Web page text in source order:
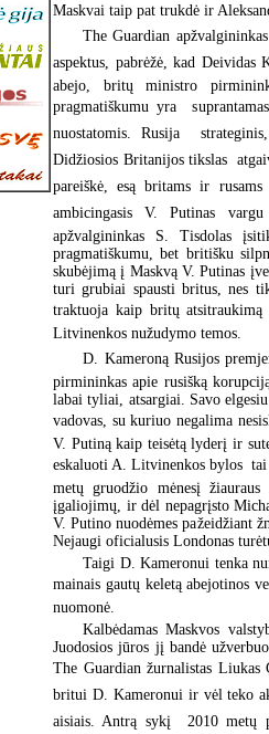
Maskvai taip pat trukdė ir
The Guardian
aspektus, pabrėžė, kad
abejo, britų ministro
pragmatiškumu yra
nuostatomis. Rusija 
Didžiosios Britanijos tikslas 
pareiškė, esą britams ir rusams
ambicingasis V. Putinas
apžvalgininkas S. Tisdolas
pragmatiškumu, bet britišku
skubėjimą į Maskvą V. Putinas
turi grubiai spausti britus, nes
traktuoja kaip britų atsitraukimą
Litvinenkos nužudymo temos.
D. Kameroną Rusijos
pirmininkas apie rusišką
labai tyliai, atsargiai. Savo
vadovas, su kuriuo negalima
V. Putiną kaip teisėtą lyderį ir
eskaluoti A. Litvinenkos bylos 
metų gruodžio mėnesį
įgaliojimų, ir dėl nepagrįsto
V. Putino nuodėmes pažeidžiant
Nejaugi oficialusis Londonas
Taigi D. Kameronui tenka
mainais gautų keletą abejotinos
nuomonė.
Kalbėdamas Maskvos
Juodosios jūros jį bandė
The Guardian žurnalistas
britui D. Kameronui ir vėl teko
aisiais. Antrą sykį  2010 metų